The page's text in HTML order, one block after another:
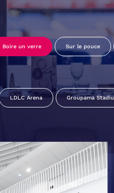
Boire un verre Sur le pouce
LDLC Arena Groupama